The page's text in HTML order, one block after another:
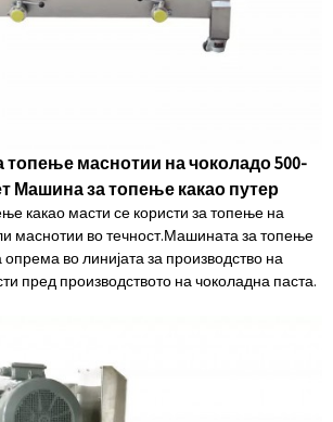
топење маснотии на чоколадо 500-
Машина за топење какао путер
какао масти се користи за топење на
маснотии во течност.Машината за топење
во линијата за производство на
пред производството на чоколадна паста.